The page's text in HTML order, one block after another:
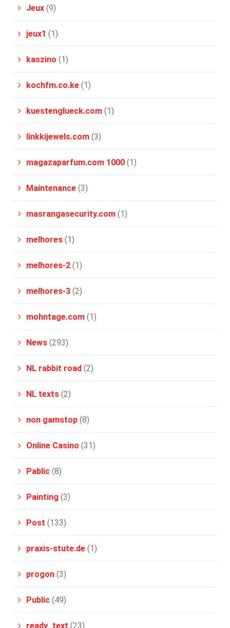
Jeux (9)
jeux1 (1)
kaszino (1)
kochfm.co.ke (1)
kuestenglueck.com (1)
linkkijewels.com (3)
magazaparfum.com 1000 (1)
Maintenance (3)
masrangasecurity.com (1)
melhores (1)
melhores-2 (1)
melhores-3 (2)
mohntage.com (1)
News (293)
NL rabbit road (2)
NL texts (2)
non gamstop (8)
Online Casino (31)
Pablic (8)
Painting (3)
Post (133)
praxis-stute.de (1)
progon (3)
Public (49)
ready_text (23)